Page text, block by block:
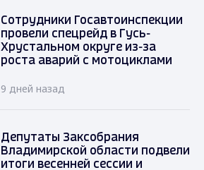
Сотрудники Госавтоинспекции
провели спецрейд в Гусь-
Хрустальном округе из-за
роста аварий с мотоциклами
9 дней назад
Депутаты Заксобрания
Владимирской области подвели
итоги весенней сессии и